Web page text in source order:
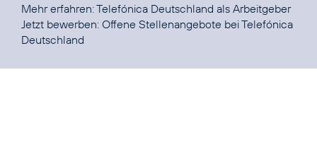
Mehr erfahren:Telefónica Deutschland als Arbeitgeber
Jetzt bewerben: Offene Stellenangebote bei Telefónica
Deutschland